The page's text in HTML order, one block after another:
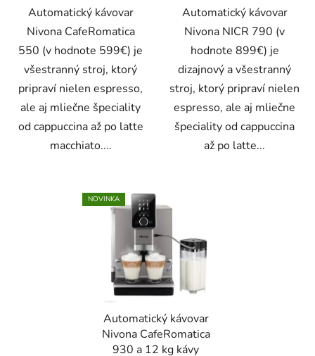
Automatický kávovar
Nivona CafeRomatica
550 (v hodnote 599€) je
všestranný stroj, ktorý
pripraví nielen espresso,
ale aj mliečne špeciality
od cappuccina až po latte
macchiato....
Automatický kávovar
Nivona NICR 790 (v
hodnote 899€) je
dizajnový a všestranný
stroj, ktorý pripraví nielen
espresso, ale aj mliečne
špeciality od cappuccina
až po latte...
NOVINKA
Automatický kávovar
Nivona CafeRomatica
930 a 12 kg kávy